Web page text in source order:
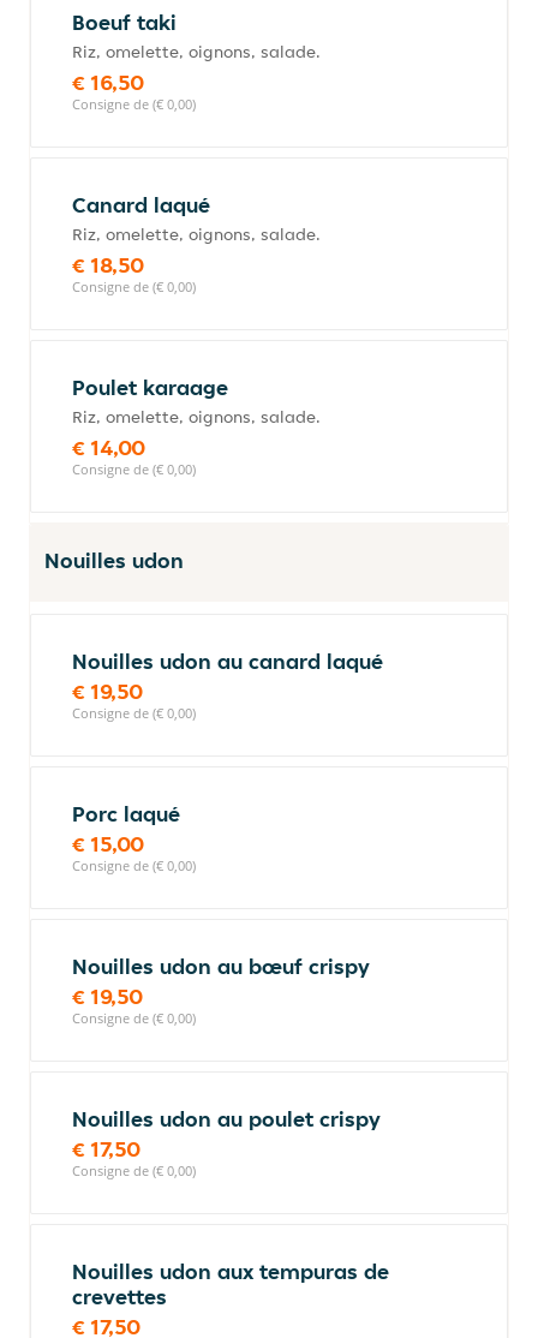
Boeuf taki
Riz, omelette, oignons, salade.
€ 16,50
Consigne de (€ 0,00)
Canard laqué
Riz, omelette, oignons, salade.
€ 18,50
Consigne de (€ 0,00)
Poulet karaage
Riz, omelette, oignons, salade.
€ 14,00
Consigne de (€ 0,00)
Nouilles udon
Nouilles udon au canard laqué
€ 19,50
Consigne de (€ 0,00)
Porc laqué
€ 15,00
Consigne de (€ 0,00)
Nouilles udon au bœuf crispy
€ 19,50
Consigne de (€ 0,00)
Nouilles udon au poulet crispy
€ 17,50
Consigne de (€ 0,00)
Nouilles udon aux tempuras de
crevettes
€ 17,50